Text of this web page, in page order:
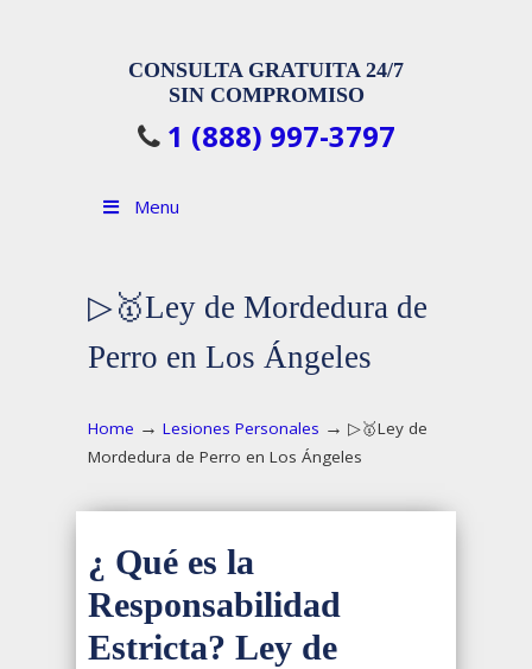
CONSULTA GRATUITA 24/7
SIN COMPROMISO
1 (888) 997-3797
Menu
▷🥇Ley de Mordedura de
Perro en Los Ángeles
Home → Lesiones Personales → ▷🥇Ley de
Mordedura de Perro en Los Ángeles
¿ Qué es la
Responsabilidad
Estricta? Ley de